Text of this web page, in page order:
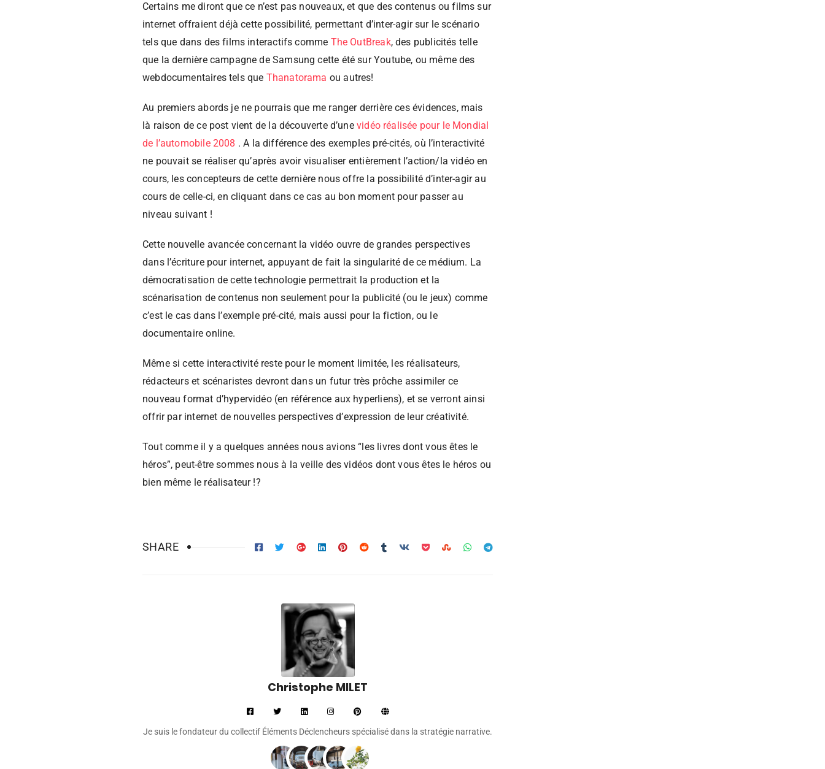
Certains me diront que ce n’est pas nouveaux, et que des contenus ou films sur
internet offraient déjà cette possibilité, permettant d’inter-agir sur le scénario
tels que dans des films interactifs comme The OutBreak, des publicités telle
que la dernière campagne de Samsung cette été sur Youtube, ou même des
webdocumentaires tels que Thanatorama ou autres!
Au premiers abords je ne pourrais que me ranger derrière ces évidences, mais
là raison de ce post vient de la découverte d’une vidéo réalisée pour le Mondial
de l’automobile 2008 . A la différence des exemples pré-cités, où l’interactivité
ne pouvait se réaliser qu’après avoir visualiser entièrement l’action/la vidéo en
cours, les concepteurs de cette dernière nous offre la possibilité d’inter-agir au
cours de celle-ci, en cliquant dans ce cas au bon moment pour passer au
niveau suivant !
Cette nouvelle avancée concernant la vidéo ouvre de grandes perspectives
dans l’écriture pour internet, appuyant de fait la singularité de ce médium. La
démocratisation de cette technologie permettrait la production et la
scénarisation de contenus non seulement pour la publicité (ou le jeux) comme
c’est le cas dans l’exemple pré-cité, mais aussi pour la fiction, ou le
documentaire online.
Même si cette interactivité reste pour le moment limitée, les réalisateurs,
rédacteurs et scénaristes devront dans un futur très prôche assimiler ce
nouveau format d’hypervidéo (en référence aux hyperliens), et se verront ainsi
offrir par internet de nouvelles perspectives d’expression de leur créativité.
Tout comme il y a quelques années nous avions “les livres dont vous êtes le
héros”, peut-être sommes nous à la veille des vidéos dont vous êtes le héros ou
bien même le réalisateur !?
SHARE
Christophe MILET
Je suis le fondateur du collectif Éléments Déclencheurs spécialisé dans la stratégie narrative.